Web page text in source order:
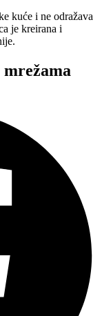
kuće i ne odražava
je kreirana i